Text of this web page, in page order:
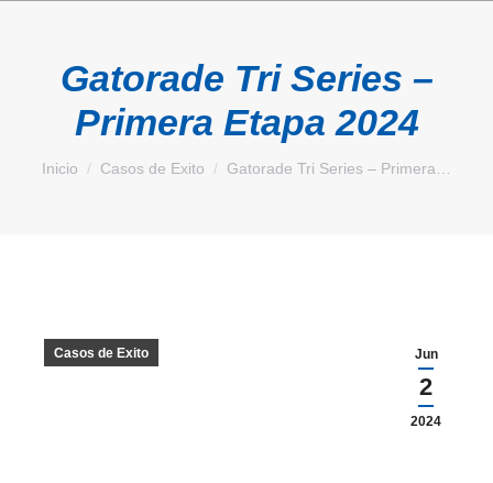
Gatorade Tri Series –
Primera Etapa 2024
Estás aquí:
Inicio Casos de Exito Gatorade Tri Series – Primera…
Jun
2
2024
Casos de Exito